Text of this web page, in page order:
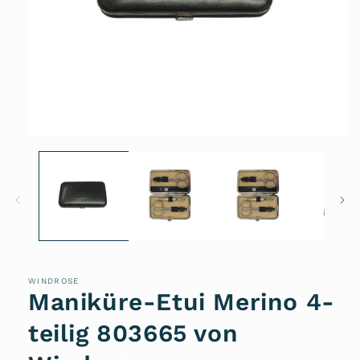
WINDROSE
Maniküre-Etui Merino 4-
teilig 803665 von